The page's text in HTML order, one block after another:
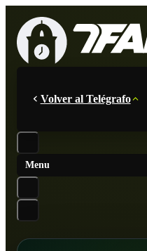
Volver al Telégrafo
Menu